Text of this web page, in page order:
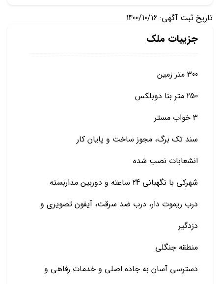
تاریخ ثبت آگهی: 1400/10/16
جزییات ملک
300 متر زمین
250 متر بنا دوبلکس
3 خواب مستر
سند تک برگ، مجوز ساخت و پایان کار
انشعابات نصب شده
شهرکی با نگهبانی 24 ساعته و دوربین مداربسته
درب ریموت دار، درب ضد سرقت، آیفون تصویری و
دزدگیر
منطقه جنگلی
دسترسی آسان به جاده اصلی و خدمات رفاهی و